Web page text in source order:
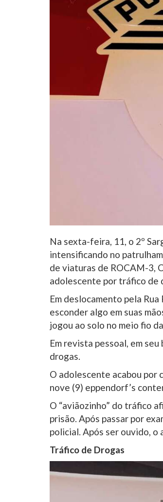
Na sexta-feira, 11, o 2º
intensificando no
de viaturas de ROCAM-3,
adolescente por tráfico de
Em deslocamento pela
esconder algo em suas
jogou ao solo no meio fio
Em revista pessoal, em
drogas.
O adolescente acabou por
nove (9) eppendorf’s
O “aviãozinho” do tráfico
prisão. Após passar por
policial. Após ser ouvido, o
Tráfico de Drogas